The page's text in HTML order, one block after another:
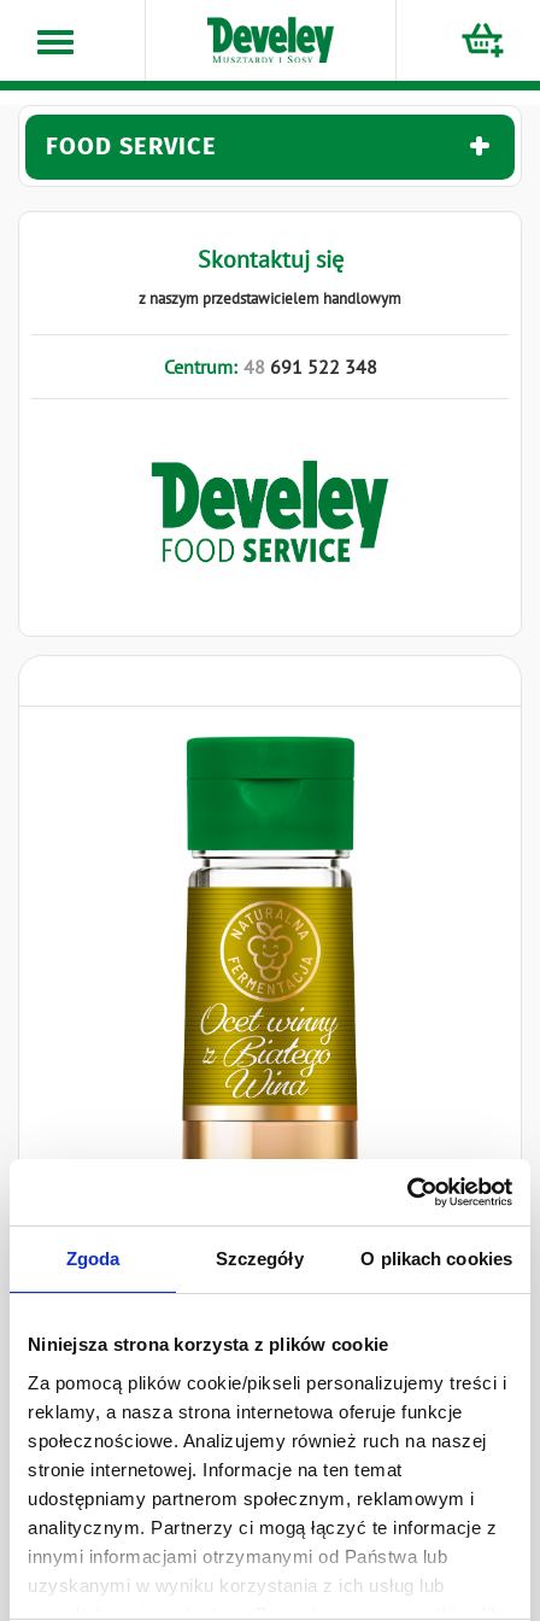
Zgoda Szczegóły O plikach cookies
Niniejsza strona korzysta z plików cookie
Za pomocą plików cookie/pikseli personalizujemy treści i
reklamy, a nasza strona internetowa oferuje funkcje
społecznościowe. Analizujemy również ruch na naszej
stronie internetowej. Informacje na ten temat
udostępniamy partnerom społecznym, reklamowym i
analitycznym. Partnerzy ci mogą łączyć te informacje z
innymi informacjami otrzymanymi od Państwa lub
uzyskanymi w wyniku korzystania z ich usług lub
przeglądania innych stron. Zezwalając na wszystkie pliki
FOOD SERVICE
Skontaktuj się
z naszym przedstawicielem handlowym
Centrum: 48 691 522 348